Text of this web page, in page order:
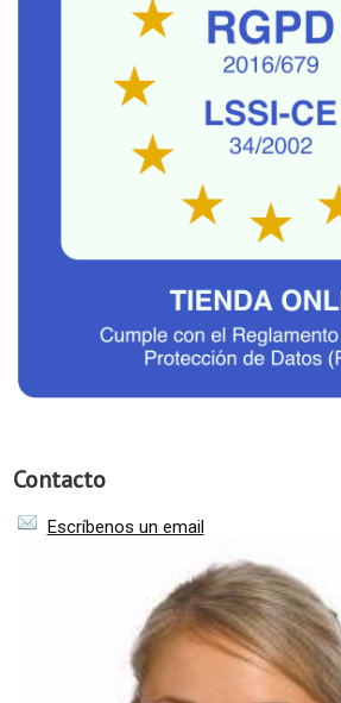
Contacto
Escríbenos un email